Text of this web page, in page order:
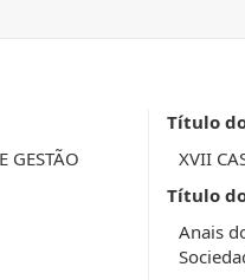
GESTÃO
Título
XVII
Título
Anais